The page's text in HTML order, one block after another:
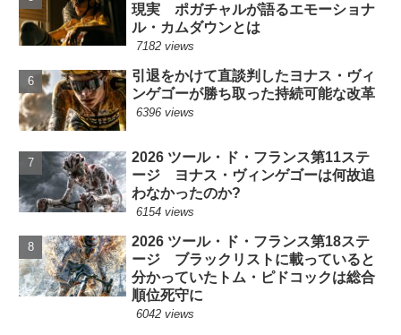
現実 ポガチャルが語るエモーショナ
ル・カムダウンとは
7182 views
引退をかけて直談判したヨナス・ヴィ
ンゲゴーが勝ち取った持続可能な改革
6396 views
2026 ツール・ド・フランス第11ステ
ージ ヨナス・ヴィンゲゴーは何故追
わなかったのか?
6154 views
2026 ツール・ド・フランス第18ステ
ージ ブラックリストに載っていると
分かっていたトム・ピドコックは総合
順位死守に
6042 views